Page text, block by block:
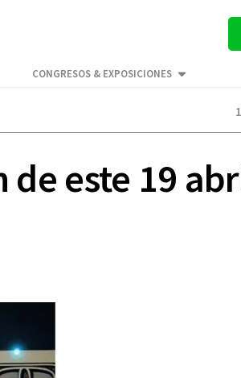
CONGRESOS & EXPOSICIONES
de este 19